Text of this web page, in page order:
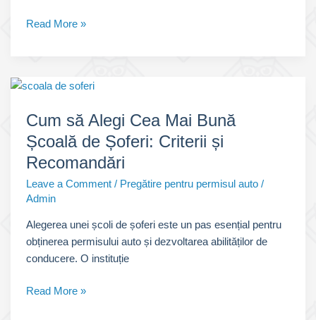
Chestionare
Secretul
la
Examenul
Auto
Read More »
Cum să Alegi Cea Mai Bună
Școală de Șoferi: Criterii și
Recomandări
Leave a Comment / Pregătire pentru permisul auto /
Admin
Alegerea unei școli de șoferi este un pas esențial pentru
obținerea permisului auto și dezvoltarea abilităților de
conducere. O instituție
Cum
Read More »